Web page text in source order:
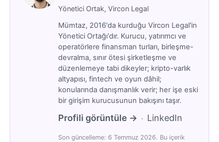
Yönetici Ortak, Vircon Legal
Mümtaz, 2016'da kurduğu Vircon Legal'in
Yönetici Ortağı'dır. Kurucu, yatırımcı ve
operatörlere finansman turları, birleşme-
devralma, sınır ötesi şirketleşme ve
düzenlemeye tabi dikeyler; kripto-varlık
altyapısı, fintech ve oyun dâhil;
konularında danışmanlık verir; her işe eski
bir girişim kurucusunun bakışını taşır.
Profili görüntüle → · LinkedIn
Son güncelleme: 6 Temmuz 2026. Bu içerik